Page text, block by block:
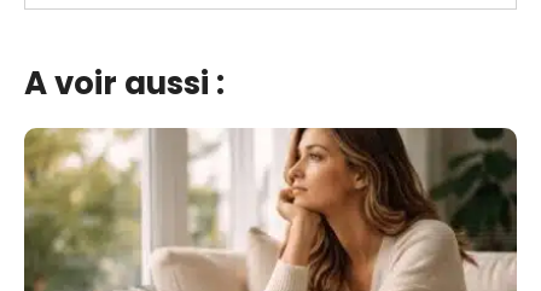
A voir aussi :